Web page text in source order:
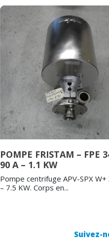
POMPE FRISTAM – FPE
90 A – 1.1 KW
Pompe centrifuge APV-SPX
– 7.5 KW. Corps en...
Suivez-